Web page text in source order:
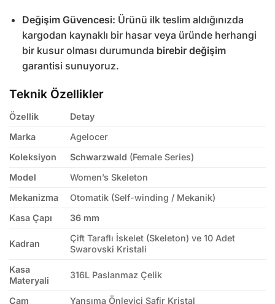
Değişim Güvencesi: Ürünü ilk teslim aldığınızda
kargodan kaynaklı bir hasar veya üründe herhangi
bir kusur olması durumunda birebir değişim
garantisi sunuyoruz.
Teknik Özellikler
Özellik
Detay
Marka
Agelocer
Koleksiyon
Schwarzwald (Female Series)
Model
Women’s Skeleton
Mekanizma
Otomatik (Self-winding / Mekanik)
Kasa Çapı
36 mm
Kadran
Çift Taraflı İskelet (Skeleton) ve 10 Adet
Swarovski Kristali
Kasa
Materyali
316L Paslanmaz Çelik
Cam
Yansıma Önleyici Safir Kristal